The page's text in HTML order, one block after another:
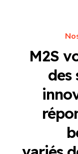
M2S
des